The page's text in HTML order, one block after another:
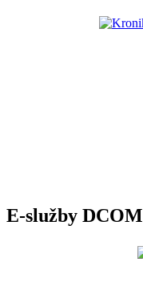
E-služby DCOM